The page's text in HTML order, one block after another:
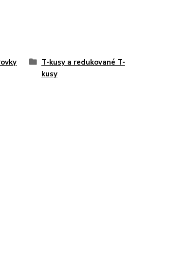
T-kusy a redukované T-
kusy